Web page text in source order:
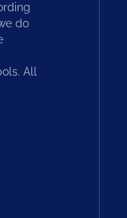
do
All